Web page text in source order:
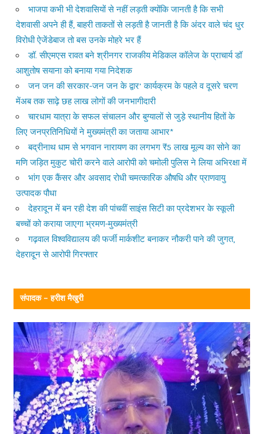
भाजपा कभी भी देशवासियों से नहीं लड़ती क्योंकि जानती है कि सभी
देशवासी अपने ही हैं, बाहरी ताकतों से लड़ती है जानती है कि अंदर वाले चंद धुर
विरोधी ऐजेंडेबाज तो बस उनके मोहरे भर हैं
डॉ. सीएमएस रावत बने श्रीनगर राजकीय मेडिकल कॉलेज के प्राचार्य डॉ
आशुतोष सयाना को बनाया गया निदेशक
जन जन की सरकार-जन जन के द्वार’ कार्यक्रम के पहले व दूसरे चरण
मेंअब तक साढ़े छह लाख लोगों की जनभागीदारी
चारधाम यात्रा के सफल संचालन और बुग्यालों से जुड़े स्थानीय हितों के
लिए जनप्रतिनिधियों ने मुख्यमंत्री का जताया आभार*
बद्रीनाथ धाम से भगवान नारायण का लगभग ₹5 लाख मूल्य का सोने का
मणि जड़ित मुकुट चोरी करने वाले आरोपी को चमोली पुलिस ने लिया अभिरक्षा में
भांग एक कैंसर और अवसाद रोधी चमत्कारिक औषधि और प्राणवायु
उत्पादक पौधा
देहरादून में बन रही देश की पांचवीं साइंस सिटी का प्रदेशभर के स्कूली
बच्चों को कराया जाएगा भ्रमण-मुख्यमंत्री
गढ़वाल विश्वविद्यालय की फर्जी मार्कशीट बनाकर नौकरी पाने की जुगत,
देहरादून से आरोपी गिरफ्तार
संपादक – हरीश मैखुरी